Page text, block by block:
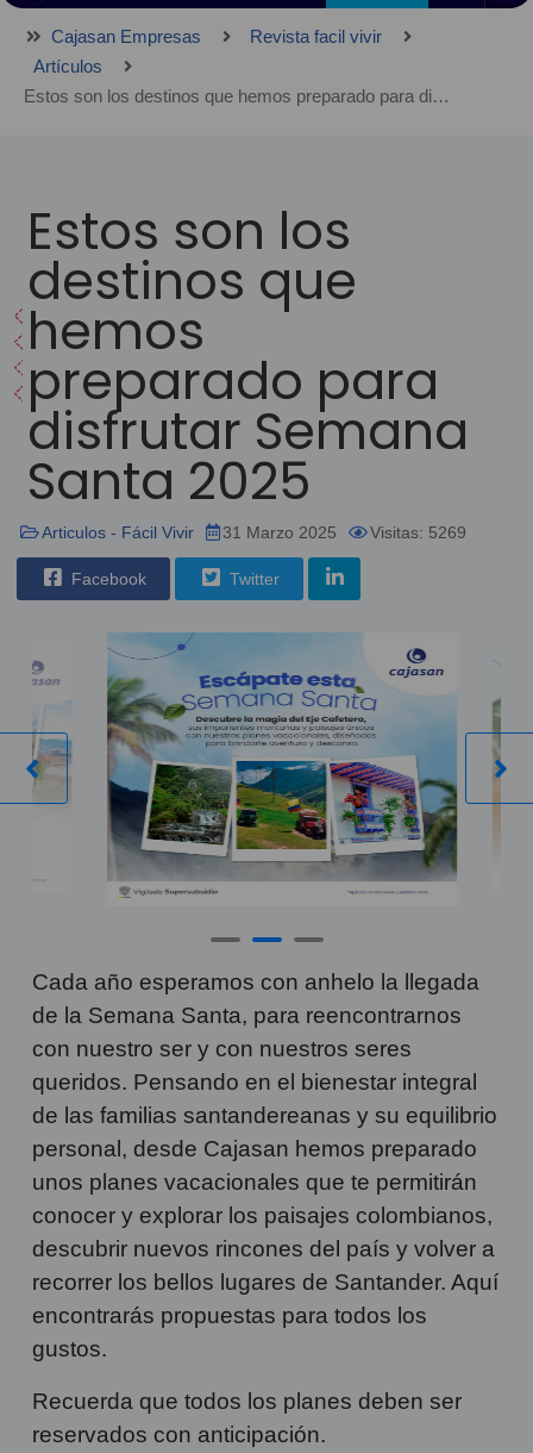
Cajasan Empresas
Revista facil vivir
Artículos
Estos son los destinos que hemos preparado para disfrutar Semana Santa 2025
Estos son los
destinos que
hemos
preparado para
disfrutar Semana
Santa 2025
Articulos - Fácil Vivir 31 Marzo 2025 Visitas: 5269
Facebook Twitter
Cada año esperamos con anhelo la llegada
de la Semana Santa, para reencontrarnos
con nuestro ser y con nuestros seres
queridos. Pensando en el bienestar integral
de las familias santandereanas y su equilibrio
personal, desde Cajasan hemos preparado
unos planes vacacionales que te permitirán
conocer y explorar los paisajes colombianos,
descubrir nuevos rincones del país y volver a
recorrer los bellos lugares de Santander. Aquí
encontrarás propuestas para todos los
gustos.
Recuerda que todos los planes deben ser
reservados con anticipación.